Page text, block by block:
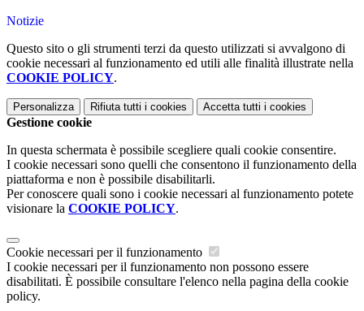
Notizie
Questo sito o gli strumenti terzi da questo utilizzati si avvalgono di
cookie necessari al funzionamento ed utili alle finalità illustrate nella
COOKIE POLICY.
Personalizza Rifiuta tutti i cookies Accetta tutti i cookies
Gestione cookie
In questa schermata è possibile scegliere quali cookie consentire.
I cookie necessari sono quelli che consentono il funzionamento della
piattaforma e non è possibile disabilitarli.
Per conoscere quali sono i cookie necessari al funzionamento potete
visionare la COOKIE POLICY.
Cookie necessari per il funzionamento
I cookie necessari per il funzionamento non possono essere
disabilitati. È possibile consultare l'elenco nella pagina della cookie
policy.